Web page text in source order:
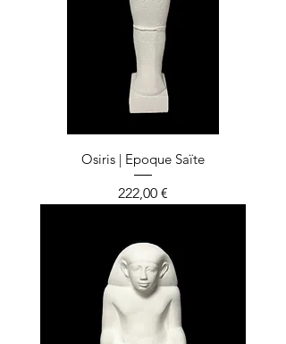
Osiris | Epoque Saïte
Prix
222,00 €